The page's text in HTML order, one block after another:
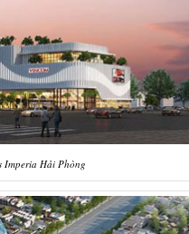
Imperia Hải Phòng